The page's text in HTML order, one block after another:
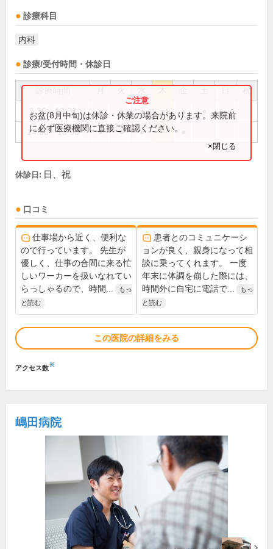
診療科目
内科
診療/受付時間・休診日
祝
9:30～13:00 ● ● ● ● ●
14:30～18:00 ● ● ●
お盆(8月中旬)は休診・休業の場合があります。来院前
に必ず医療機関に直接ご確認ください。
×閉じる
休診日: 日、祝
口コミ
仕事場から近く、便利な
ので行っています。 先生が
優しく、仕事の合間に来る忙
しいワーカーを扱いなれてい
らっしゃるので、時間...
もっ
と読む
患者とのコミュニケーシ
ョンが良く、親身になって相
談に乗ってくれます。 一度
年末に体調を崩した際には、
時間外に自宅に電話で...
もっ
と読む
この医院の詳細をみる
アクセス数※
嶋田病院